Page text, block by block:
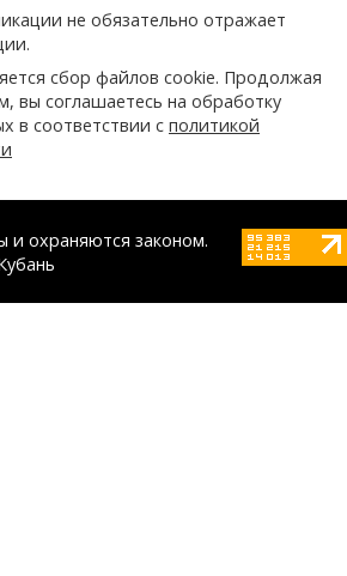
не обязательно отражает
сбор файлов cookie. Продолжая
вы соглашаетесь на обработку
в соответствии с политикой
и охраняются законом.